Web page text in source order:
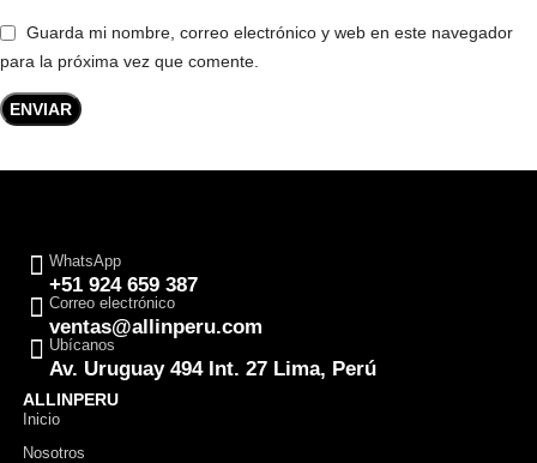
Guarda mi nombre, correo electrónico y web en este navegador
para la próxima vez que comente.
WhatsApp
+51 924 659 387
Correo electrónico
ventas@allinperu.com
Ubícanos
Av. Uruguay 494 Int. 27 Lima, Perú
ALLINPERU
Inicio
Nosotros